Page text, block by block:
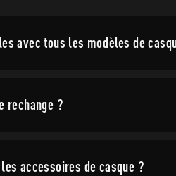
avec tous les modèles de
rechange ?
accessoires de casque ?